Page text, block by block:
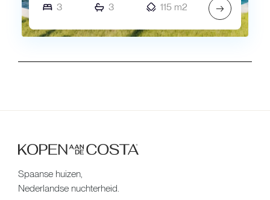
3
3 115 m2 →
Spaanse huizen,
Nederlandse nuchterheid.